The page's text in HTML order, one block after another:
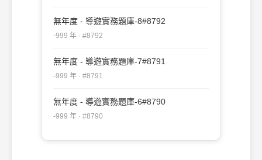
無年度 - 導遊實務題庫-8#8792
-999 年 · #8792
無年度 - 導遊實務題庫-7#8791
-999 年 · #8791
無年度 - 導遊實務題庫-6#8790
-999 年 · #8790